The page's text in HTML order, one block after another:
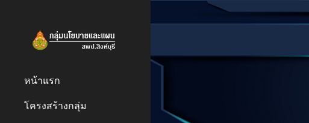
Skip to
หน้าแรก
โครงสร้างกลุ่ม